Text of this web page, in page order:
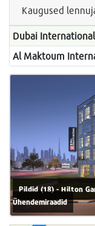
Kaugused
Dubai
Al Maktoum
Pildid (18) - Hilton
Ühendemiraadid